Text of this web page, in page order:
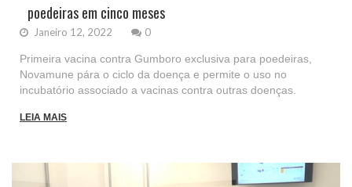
poedeiras em cinco meses
Janeiro 12, 2022 0
Primeira vacina contra Gumboro exclusiva para poedeiras,
Novamune pára o ciclo da doença e permite o uso no
incubatório associado a vacinas contra outras doenças.
LEIA MAIS